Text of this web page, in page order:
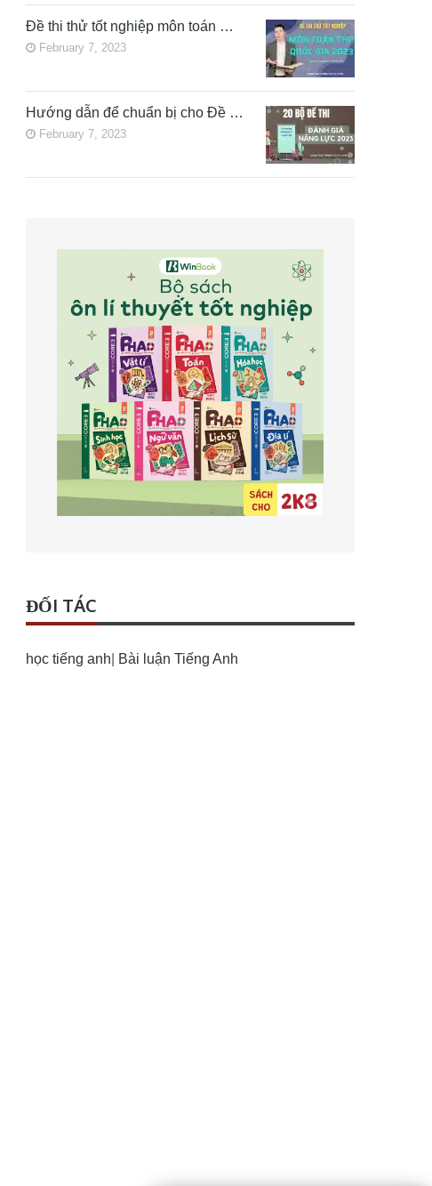
Đề thi thử tốt nghiệp môn toán …
February 7, 2023
Hướng dẫn để chuẩn bị cho Đề …
February 7, 2023
ĐỐI TÁC
học tiếng anh Bài luận Tiếng Anh